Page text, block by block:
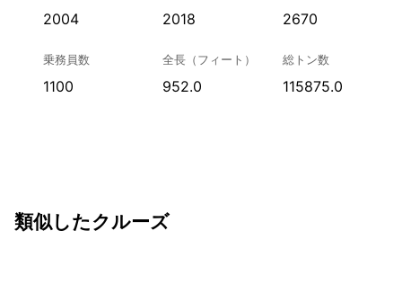
2004 2018 2670
乗務員数
1100
全長（フィート）
952.0
総トン数
115875.0
類似したクルーズ